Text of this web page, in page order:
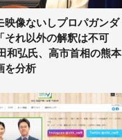
映像ないしプロパガンダ
それ以外の解釈は不可
和弘氏、高市首相の熊本
を分析